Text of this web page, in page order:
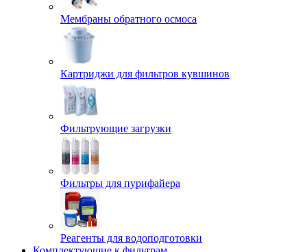
Мембраны обратного осмоса
Картриджи для фильтров кувшинов
Фильтрующие загрузки
Фильтры для пурифайера
Реагенты для водоподготовки